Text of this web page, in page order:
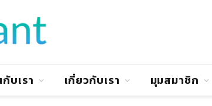
บเรา เกี่ยวกับเรา มุมสมาชิก